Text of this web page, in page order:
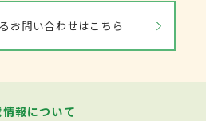
お問い合わせはこちら
報について